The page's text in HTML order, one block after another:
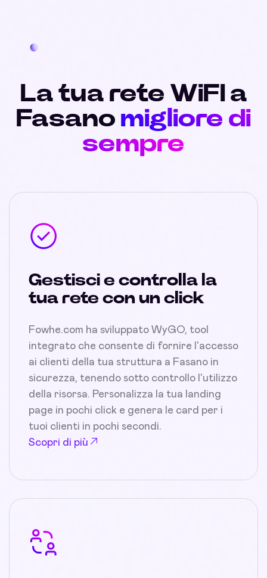
La tua rete WiFI a
Fasano migliore di
sempre
Gestisci e controlla la
tua rete con un click
Fowhe.com ha sviluppato WyGO, tool
integrato che consente di fornire l'accesso
ai clienti della tua struttura a Fasano in
sicurezza, tenendo sotto controllo l'utilizzo
della risorsa. Personalizza la tua landing
page in pochi click e genera le card per i
tuoi clienti in pochi secondi.
Scopri di più